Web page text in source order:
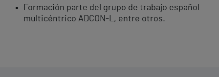
Formación parte del grupo de trabajo español
multicéntrico ADCON-L, entre otros.